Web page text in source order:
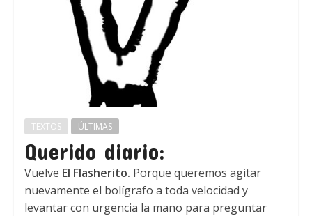
TEXTOS ÚLTIMAS
Querido diario:
Vuelve El Flasherito. Porque queremos agitar
nuevamente el bolígrafo a toda velocidad y
levantar con urgencia la mano para preguntar